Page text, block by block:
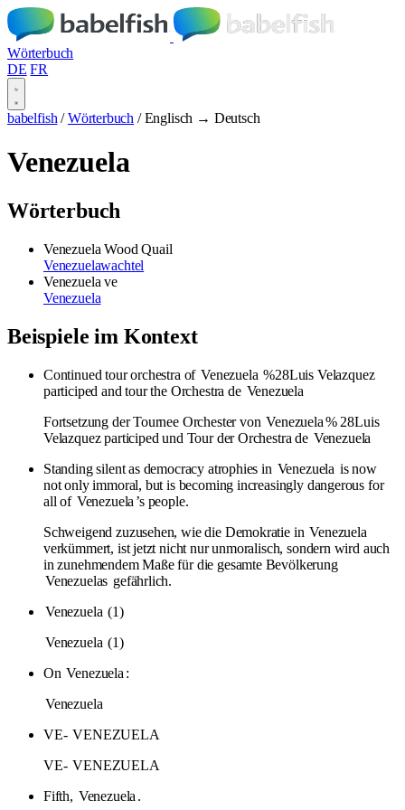
Wörterbuch
DE FR
babelfish / Wörterbuch / Englisch → Deutsch
Venezuela
Wörterbuch
Venezuela Wood Quail
Venezuelawachtel
Venezuela ve
Venezuela
Beispiele im Kontext
Continued tour orchestra of Venezuela %28Luis Velazquez
participed and tour the Orchestra de Venezuela
Fortsetzung der Tournee Orchester von Venezuela% 28Luis
Velazquez participed und Tour der Orchestra de Venezuela
Standing silent as democracy atrophies in Venezuela is now
not only immoral, but is becoming increasingly dangerous for
all of Venezuela ’s people.
Schweigend zuzusehen, wie die Demokratie in Venezuela
verkümmert, ist jetzt nicht nur unmoralisch, sondern wird auch
in zunehmendem Maße für die gesamte Bevölkerung
Venezuelas gefährlich.
Venezuela (1)
Venezuela (1)
On Venezuela :
Venezuela
VE- VENEZUELA
VE- VENEZUELA
Fifth, Venezuela .